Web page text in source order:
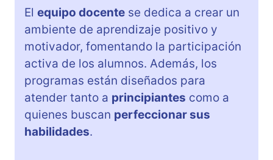
El equipo docente se dedica a crear un
ambiente de aprendizaje positivo y
motivador, fomentando la participación
activa de los alumnos. Además, los
programas están diseñados para
atender tanto a principiantes como a
quienes buscan perfeccionar sus
habilidades.